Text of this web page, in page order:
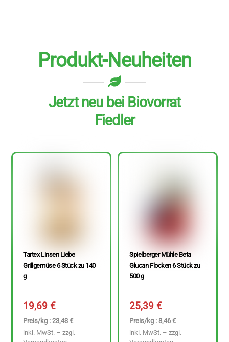
Produkt-Neuheiten
Jetzt neu bei Biovorrat
Fiedler
Tartex Linsen Liebe
Grillgemüse 6 Stück zu 140
g
19,69€
Preis/kg : 23,43 €
inkl. MwSt. – zzgl.
Spielberger Mühle Beta
Glucan Flocken 6 Stück zu
500 g
25,39€
Preis/kg : 8,46 €
inkl. MwSt. – zzgl.